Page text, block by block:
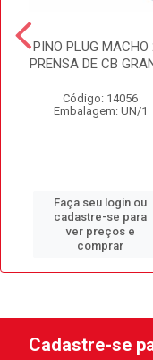
PINO PLUG MACHO
PRENSA DE CB
Código: 14056
Embalagem: UN/1
Faça seu login ou
cadastre-se para
ver preços e
comprar
Cadastre-se